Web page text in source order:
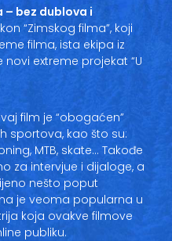
Oglasi
Galerija
Copyright© 2020
HopNaKop
– bez dublova i
“Zimskog filma”, koji
filma, ista ekipa iz
extreme projekat “U
film je “obogaćen”
sportova, kao što su:
MTB, skate… Takođe
za intervjue i dijaloge, a
nešto poput
je veoma popularna u
koja ovakve filmove
publiku.